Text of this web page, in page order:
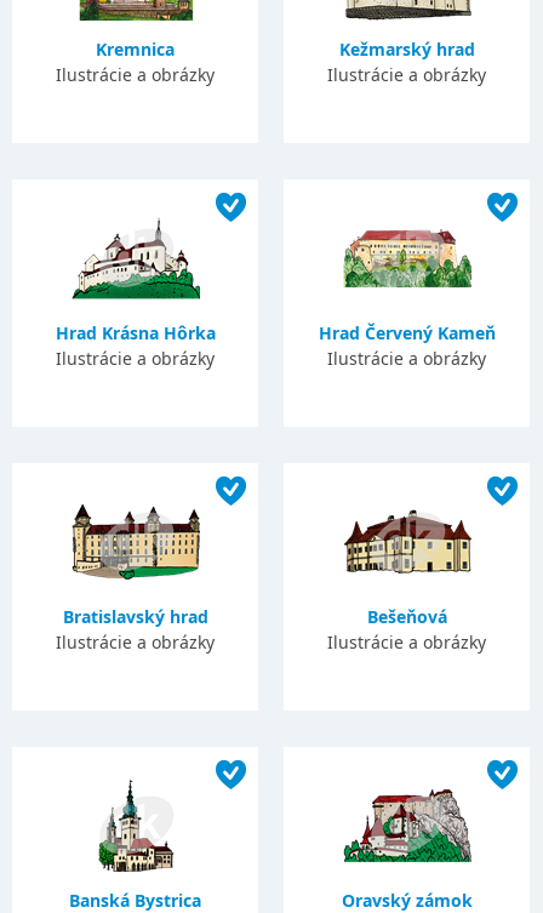
Kremnica
Ilustrácie a obrázky
Kežmarský hrad
Ilustrácie a obrázky
Hrad Krásna Hôrka
Ilustrácie a obrázky
Hrad Červený Kameň
Ilustrácie a obrázky
Bratislavský hrad
Ilustrácie a obrázky
Bešeňová
Ilustrácie a obrázky
Banská Bystrica
Oravský zámok